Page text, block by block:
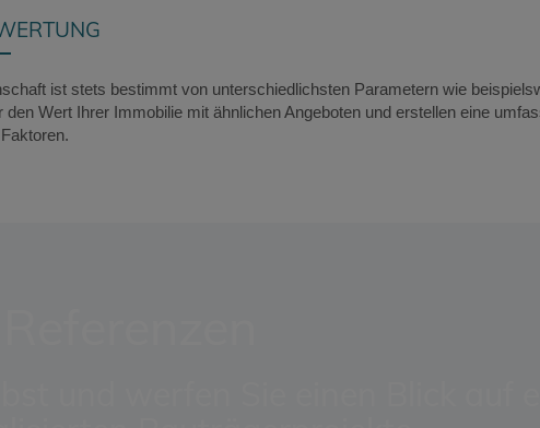
ist stets bestimmt von unterschiedlichsten Parametern wie
den Wert Ihrer Immobilie mit ähnlichen Angeboten und erstellen eine